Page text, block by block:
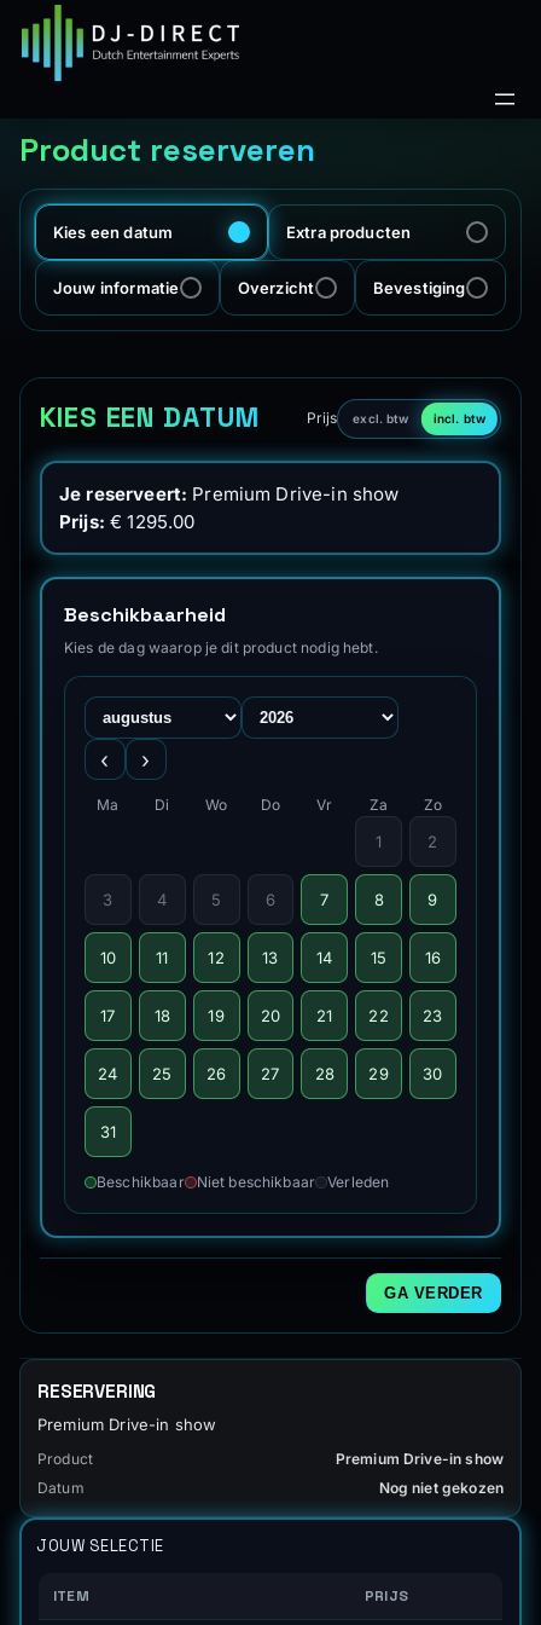
Product reserveren
Kies een datum Extra producten
Jouw informatie Overzicht Bevestiging
KIES EEN DATUM Prijs excl. btw incl. btw
Je reserveert: Premium Drive-in show
Prijs: € 1295.00
Beschikbaarheid
Kies de dag waarop je dit product nodig hebt.
‹ ›
Ma Di Wo Do Vr Za Zo
1 2
3 4 5 6 7 8 9
10 11 12 13 14 15 16
17 18 19 20 21 22 23
24 25 26 27 28 29 30
31
Beschikbaar Niet beschikbaar Verleden
GA VERDER
RESERVERING
Premium Drive-in show
Product
Premium Drive-in show
Datum
Nog niet gekozen
JOUW SELECTIE
ITEM PRIJS